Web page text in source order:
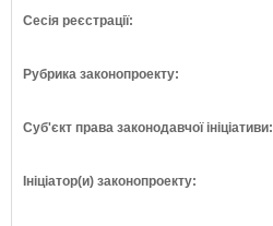
Сесія реєстрації:
Рубрика законопроекту:
Суб'єкт права законодавчої ініціативи:
Ініціатор(и) законопроекту: